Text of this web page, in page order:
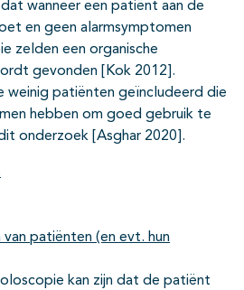
wanneer een patiënt aan de
en geen alarmsymptomen
zelden een organische
gevonden [Kok 2012].
weinig patiënten geïncludeerd die
hebben om goed gebruik te
onderzoek [Asghar 2020].
patiënten (en evt. hun
kan zijn dat de patiënt